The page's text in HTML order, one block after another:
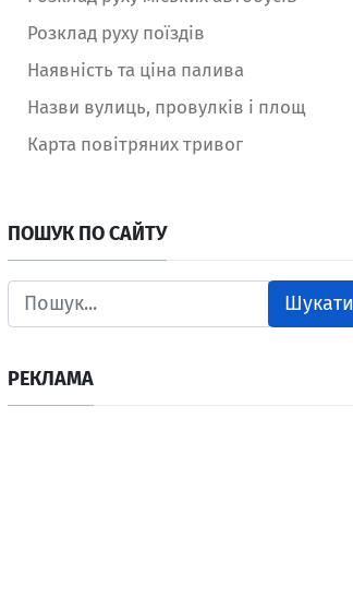
Розклад руху поїздів
Наявність та ціна палива
Назви вулиць, провулків і площ
Карта повітряних тривог
ПОШУК ПО САЙТУ
Шукати
РЕКЛАМА